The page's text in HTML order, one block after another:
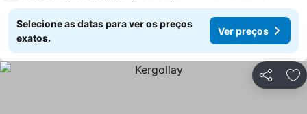
Selecione as datas para ver os preços
exatos.
Ver preços
Partilhar